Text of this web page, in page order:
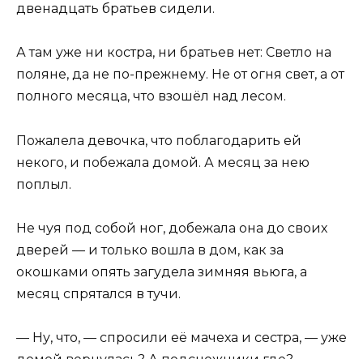
двенадцать братьев сидели.
А там уже ни костра, ни братьев нет: Светло на
поляне, да не по-прежнему. Не от огня свет, а от
полного месяца, что взошёл над лесом.
Пожалела девочка, что поблагодарить ей
некого, и побежала домой. А месяц за нею
поплыл.
Не чуя под собой ног, добежала она до своих
дверей — и только вошла в дом, как за
окошками опять загудела зимняя вьюга, а
месяц спрятался в тучи.
— Ну, что, — спросили её мачеха и сестра, — уже